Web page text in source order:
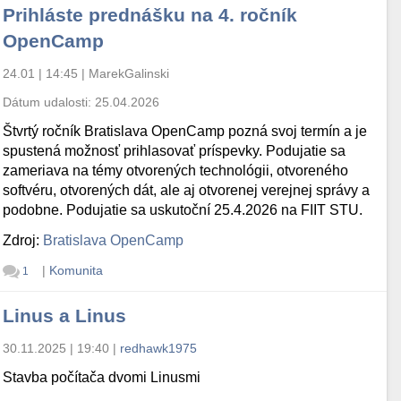
Prihláste prednášku na 4. ročník
OpenCamp
24.01 | 14:45 | MarekGalinski
Dátum udalosti: 25.04.2026
Štvrtý ročník Bratislava OpenCamp pozná svoj termín a je
spustená možnosť prihlasovať príspevky. Podujatie sa
zameriava na témy otvorených technológii, otvoreného
softvéru, otvorených dát, ale aj otvorenej verejnej správy a
podobne. Podujatie sa uskutoční 25.4.2026 na FIIT STU.
Zdroj: Bratislava OpenCamp
1 | Komunita
Linus a Linus
30.11.2025 | 19:40 | redhawk1975
Stavba počítača dvomi Linusmi